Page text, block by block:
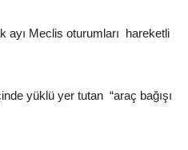
ayı Meclis oturumları hareketli
yüklü yer tutan “araç bağışı